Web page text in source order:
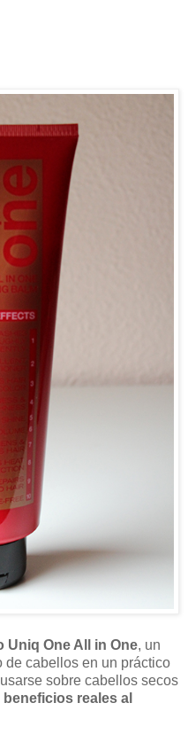
Uniq One All in One, un
de cabellos en un práctico
sobre cabellos secos
beneficios reales al